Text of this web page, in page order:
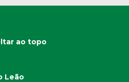
ao topo
Leão